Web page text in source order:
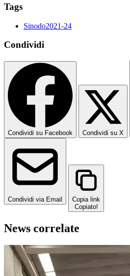
Tags
Sinodo2021-24
Condividi
Condividi su Facebook Condividi su X
Condividi via Email
Copia link
Copiato!
News correlate